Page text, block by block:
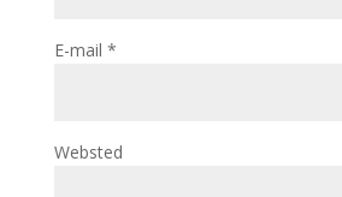
E-mail *
Websted